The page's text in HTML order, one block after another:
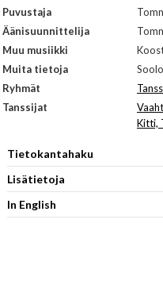
Puvustaja
Äänisuunnittelija
Muu musiikki
Muita tietoja
Ryhmät
Tanssijat
Kitti,
Tietokantahaku
Lisätietoja
In English